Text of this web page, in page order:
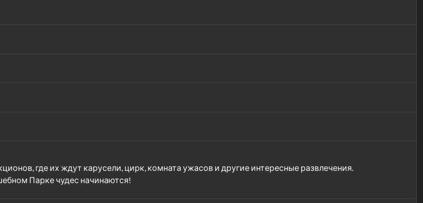
где их ждут карусели, цирк, комната ужасов и другие интересные развлечения.
Парке чудес начинаются!